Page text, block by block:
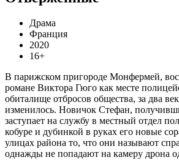
Драма
Франция
2020
16+
В парижском пригороде Монфермей,
романе Виктора Гюго как месте
обиталище отбросов общества, за два
изменилось. Новичок Стефан,
заступает на службу в местный отдел
кобуре и дубинкой в руках его новые
улицах района то, что они называют
однажды не попадают на камеру дрона